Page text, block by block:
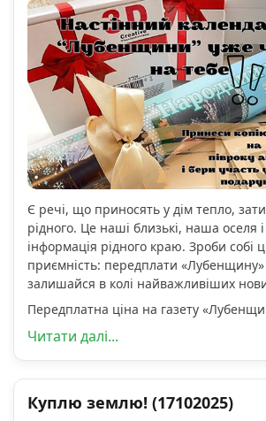
Є речі, що приносять у дім тепло,
рідного. Це наші близькі, наша оселя
інформація рідного краю. Зроби собі
приємність: передплати «Лубенщину»
залишайся в колі найважливіших
Передплатна ціна на газету
Читати далі...
Куплю землю! (17102025)